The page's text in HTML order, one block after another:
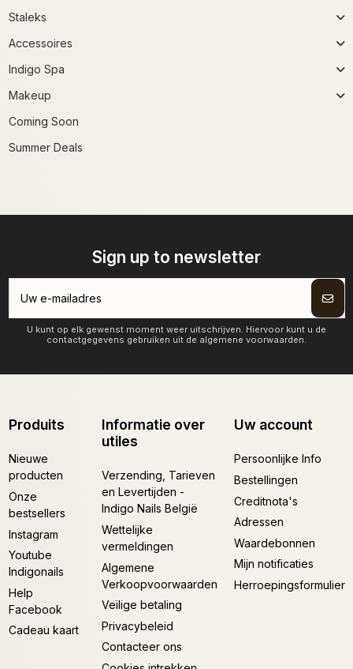
Staleks
Accessoires
Indigo Spa
Makeup
Coming Soon
Summer Deals
Sign up to newsletter
U kunt op elk gewenst moment weer uitschrijven. Hiervoor kunt u de
contactgegevens gebruiken uit de algemene voorwaarden.
Produits
Nieuwe
producten
Onze
bestsellers
Instagram
Youtube
Indigonails
Help
Facebook
Cadeau kaart
Informatie over
utiles
Verzending, Tarieven
en Levertijden -
Indigo Nails België
Wettelijke
vermeldingen
Algemene
Verkoopvoorwaarden
Veilige betaling
Privacybeleid
Contacteer ons
Uw account
Persoonlijke Info
Bestellingen
Creditnota's
Adressen
Waardebonnen
Mijn notificaties
Herroepingsformulier